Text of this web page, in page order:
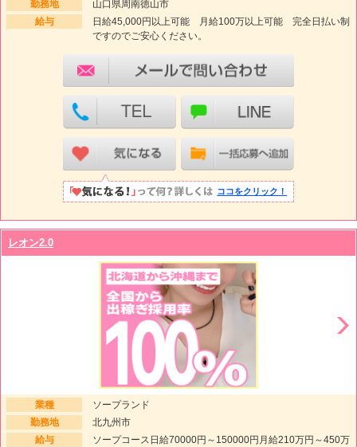
勤務地
山口県周南徳山市
給与
日給45,000円以上可能 月給100万以上可能 完全日払い制
ですのでご安心ください。
ココをクリック！
レオン2.0
業種
ソープランド
勤務地
北九州市
給与
ソープコース日給70000円～150000円月給210万円～450万